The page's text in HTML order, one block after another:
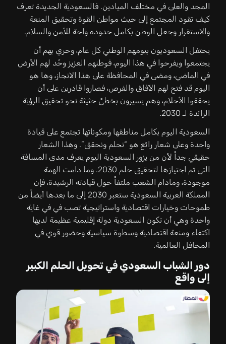
المجد والعلى في مختلف الميادين. فالسعودية الجديدة تعرف
كيف تقود المجتمع إلى حيث مواطن القوة وتحقيق المنعة
والاستقرار وجعل الوطن بكامل حدوده واحة للأمن والسلام.
يحتفل السعوديون بيومهم الوطني كل عام، وحري بهم أن
يجتمعوا ويفرحوا في هذا اليوم، فوطنهم العزيز وحّد لهم الأرض
في الماضي، ومضى في المحافظة على هذا الانجاز، وها هو
اليوم قد فتح لهم الآفاق والفرص، فصاروا قادرين على أن
يحققوا الأحلام، وهم يسيرون بخطىً حثيثة نحو تحقيق الرؤية
الرائدة لـ 2030.
السعودية اليوم بكامل مناطقها ومكوناتها تجتمع على قيادة
واحدة وعلى شعار رائع هو “نحلم ونحقق”. وهذا الشعار
حقيقي جداً لأن من يزور السعودية اليوم يعرف مدى المسافة
التي تم اجتيازها لتحقيق حلم 2030. وما دامت الهمة
موجودة، ومادام الشعب ملتفاً حول قيادته الرشيدة، فإن
المملكة العربية السعودية ستعبر 2030 إلى ما بعدها أيضاً من
طموحات وخيارات اقتصادية واستراتيجية تصب في في غاية
واحدة وهي أن تكون السعودية دولة إقليمية عظيمة لديها
اكتفاء ومنعة اقتصادية وسطوة سياسية وحضور قوي في
المحافل العالمية.
دور الشباب السعودي في تحويل الحلم الكبير
إلى واقع